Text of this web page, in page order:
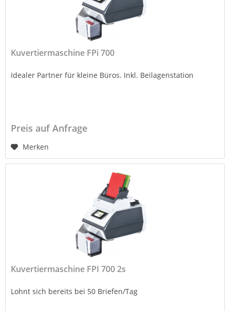
Kuvertiermaschine FPi 700
Idealer Partner für kleine Büros. Inkl. Beilagenstation
Preis auf Anfrage
Merken
Kuvertiermaschine FPI 700 2s
Lohnt sich bereits bei 50 Briefen/Tag